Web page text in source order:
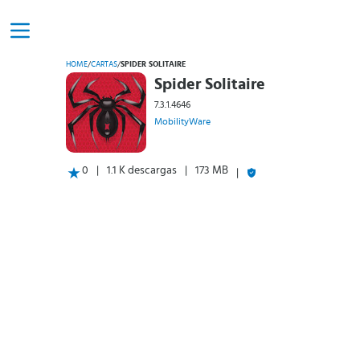
HOME/CARTAS/SPIDER SOLITAIRE
Spider Solitaire
7.3.1.4646
MobilityWare
0 1.1 K descargas 173 MB